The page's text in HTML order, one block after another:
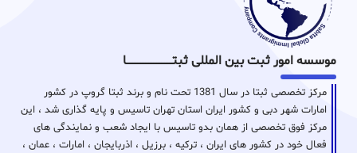
موسسه امور ثبت بین المللی ثبتـــــــــــــــــــــــــــــا
مرکز تخصصی ثبتا در سال 1381 تحت نام و برند ثبتا گروپ در کشور
امارات شهر دبی و کشور ایران استان تهران تاسیس و پایه گذاری شد ، این
مرکز فوق تخصصی از همان بدو تاسیس با ایجاد شعب و نمایندگی های
فعال خود در کشور های ایران ، ترکیه ، برزیل ، اذربایجان ، امارات ، عمان ،